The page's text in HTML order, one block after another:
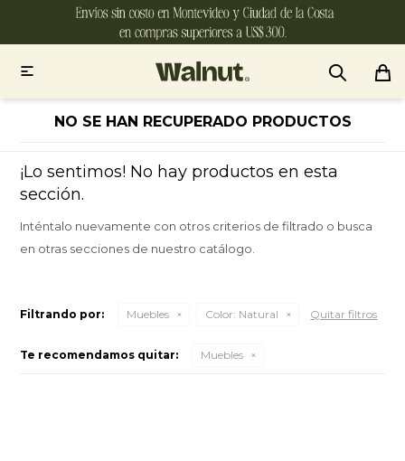

NO SE HAN RECUPERADO PRODUCTOS
¡Lo sentimos! No hay productos en esta
sección.
Inténtalo nuevamente con otros criterios de filtrado o busca
en otras secciones de nuestro catálogo.
Filtrando por: Muebles Color: Natural Quitar filtros
Te recomendamos quitar: Muebles